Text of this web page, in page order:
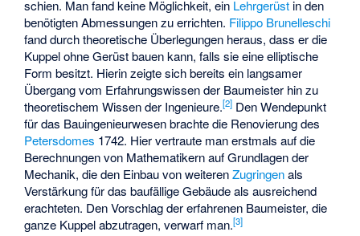
schien. Man fand keine Möglichkeit, ein Lehrgerüst in den
benötigten Abmessungen zu errichten. Filippo Brunelleschi
fand durch theoretische Überlegungen heraus, dass er die
Kuppel ohne Gerüst bauen kann, falls sie eine elliptische
Form besitzt. Hierin zeigte sich bereits ein langsamer
Übergang vom Erfahrungswissen der Baumeister hin zu
theoretischem Wissen der Ingenieure.[2] Den Wendepunkt
für das Bauingenieurwesen brachte die Renovierung des
Petersdomes 1742. Hier vertraute man erstmals auf die
Berechnungen von Mathematikern auf Grundlagen der
Mechanik, die den Einbau von weiterenZugringenals
Verstärkung für das baufällige Gebäude als ausreichend
erachteten. Den Vorschlag der erfahrenen Baumeister, die
ganze Kuppel abzutragen, verwarf man.[3]